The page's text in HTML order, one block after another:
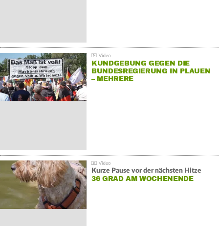
KUNDGEBUNG GEGEN DIE
BUNDESREGIERUNG IN PLAUEN
– MEHRERE
Kurze Pause vor der nächsten Hitze
36 GRAD AM WOCHENENDE